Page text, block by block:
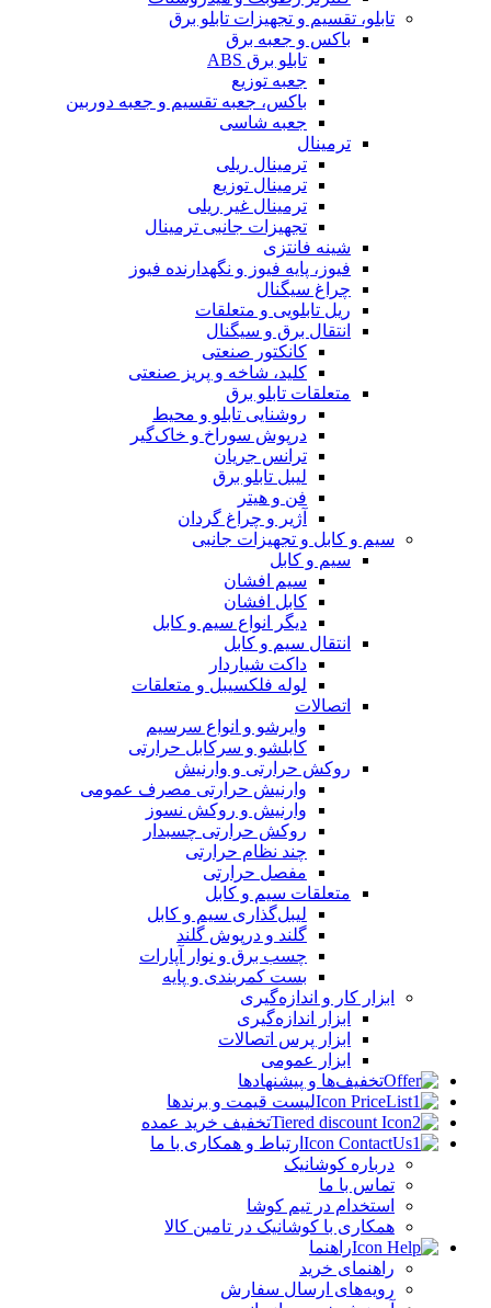
تابلو، تقسیم و تجهیزات تابلو برق
باکس و جعبه برق
تابلو برق ABS
جعبه توزیع
باکس، جعبه تقسیم و جعبه دوربین
جعبه شاسی
ترمینال
ترمینال ریلی
ترمینال توزیع
ترمینال غیر ریلی
تجهیزات جانبی ترمینال
شینه فانتزی
فیوز، پایه فیوز و نگهدارنده فیوز
چراغ سیگنال
ریل تابلویی و متعلقات
انتقال برق و سیگنال
کانکتور صنعتی
کلید، شاخه و پریز صنعتی
متعلقات تابلو برق
روشنایی تابلو و محیط
درپوش سوراخ و خاک‌گیر
ترانس جریان
لیبل تابلو برق
فن و هیتر
آژیر و چراغ گردان
سیم و کابل و تجهیزات جانبی
سیم و کابل
سیم افشان
کابل افشان
دیگر انواع سیم و کابل
انتقال سیم و کابل
داکت شیاردار
لوله فلکسیبل و متعلقات
اتصالات
وایرشو و انواع سرسیم
کابلشو و سرکابل حرارتی
روکش حرارتی و وارنیش
وارنیش حرارتی مصرف عمومی
وارنیش و روکش نسوز
روکش حرارتی چسبدار
چند نظام حرارتی
مفصل حرارتی
متعلقات سیم و کابل
لیبل‌گذاری سیم و کابل
گلند و درپوش گلند
چسب برق و نوار آپارات
بست کمربندی و پایه
ابزار کار و اندازه‌گیری
ابزار اندازه‌گیری
ابزار پرس اتصالات
ابزار عمومی
تخفیف‌ها و پیشنهادها
لیست قیمت و برندها
تخفیف خرید عمده
ارتباط و همکاری با ما
درباره کوشانیک
تماس با ما
استخدام در تیم کوشا
همکاری با کوشانیک در تامین کالا
راهنما
راهنمای خرید
رویه‌های ارسال سفارش